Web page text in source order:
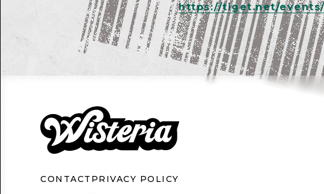
https://tiget.net/
CONTACT PRIVACY POLICY